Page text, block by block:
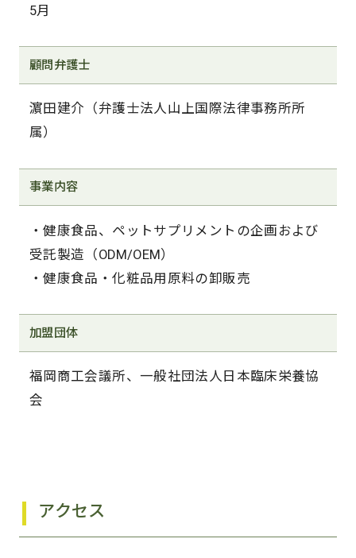
5月
顧問弁護士
濵田建介（弁護士法人山上国際法律事務所所
属）
事業内容
・健康食品、ペットサプリメントの企画および
受託製造（ODM/OEM）
・健康食品・化粧品用原料の卸販売
加盟団体
福岡商工会議所、一般社団法人日本臨床栄養協
会
アクセス